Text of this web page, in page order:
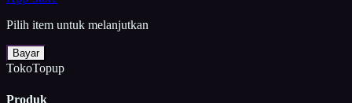
Pilih item untuk melanjutkan
Bayar
TokoTopup
Produk